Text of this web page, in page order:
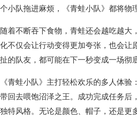
小队拖进麻烦，《青蛙小队》都将物
随着不断吞下食物，青蛙还会越吃越
不仅会让行动变得更加夸张，也会
的队友，都可能在下一秒变成一场彻
《青蛙小队》主打轻松欢乐的多人体
回去喂饱沼泽之王。成功完成任务
特风格。无论是颜色、帽子，还是